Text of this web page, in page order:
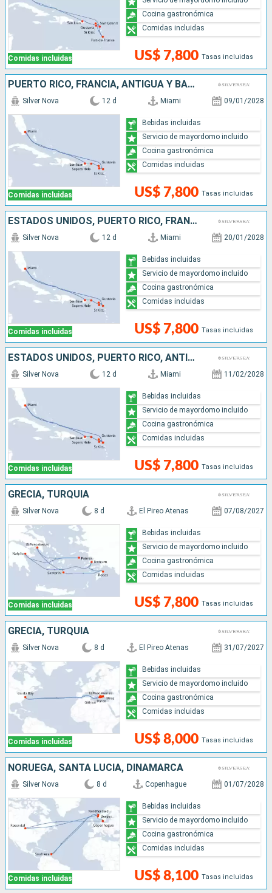
Comidas incluidas US$ 7,800 Tasas incluidas
Cocina gastronómica
Comidas incluidas
PUERTO RICO, FRANCIA, ANTIGUA Y BARBUDA, ESTADOS UNIDOS
Comidas incluidas
Silver Nova 12 d Miami 09/01/2028
US$ 7,800 Tasas incluidas
Bebidas incluidas
Servicio de mayordomo incluido
Cocina gastronómica
Comidas incluidas
ESTADOS UNIDOS, PUERTO RICO, FRANCIA, ANTIGUA Y BARBUDA
Comidas incluidas
Silver Nova 12 d Miami 20/01/2028
US$ 7,800 Tasas incluidas
Bebidas incluidas
Servicio de mayordomo incluido
Cocina gastronómica
Comidas incluidas
ESTADOS UNIDOS, PUERTO RICO, ANTIGUA Y BARBUDA, FRANCIA
Comidas incluidas
Silver Nova 12 d Miami 11/02/2028
US$ 7,800 Tasas incluidas
Bebidas incluidas
Servicio de mayordomo incluido
Cocina gastronómica
Comidas incluidas
GRECIA, TURQUÍA
Comidas incluidas
Silver Nova 8 d El Pireo Atenas 07/08/2027
US$ 7,800 Tasas incluidas
Bebidas incluidas
Servicio de mayordomo incluido
Cocina gastronómica
Comidas incluidas
GRECIA, TURQUÍA
Comidas incluidas
Silver Nova 8 d El Pireo Atenas 31/07/2027
US$ 8,000 Tasas incluidas
Bebidas incluidas
Servicio de mayordomo incluido
Cocina gastronómica
Comidas incluidas
NORUEGA, SANTA LUCIA, DINAMARCA
Comidas incluidas
Silver Nova 8 d Copenhague 01/07/2028
US$ 8,100 Tasas incluidas
Bebidas incluidas
Servicio de mayordomo incluido
Cocina gastronómica
Comidas incluidas